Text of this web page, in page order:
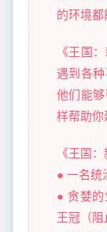
的环境都
《王国
遇到各种
他们能
样帮助你
《王国
● 一名统
● 贪婪的
王冠（阻